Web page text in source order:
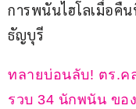
การพนันไฮโลเมื่อคื
ธัญบุรี
ทลายบ่อนลับ! ตร.ค
รวบ 34 นักพนัน ขอ